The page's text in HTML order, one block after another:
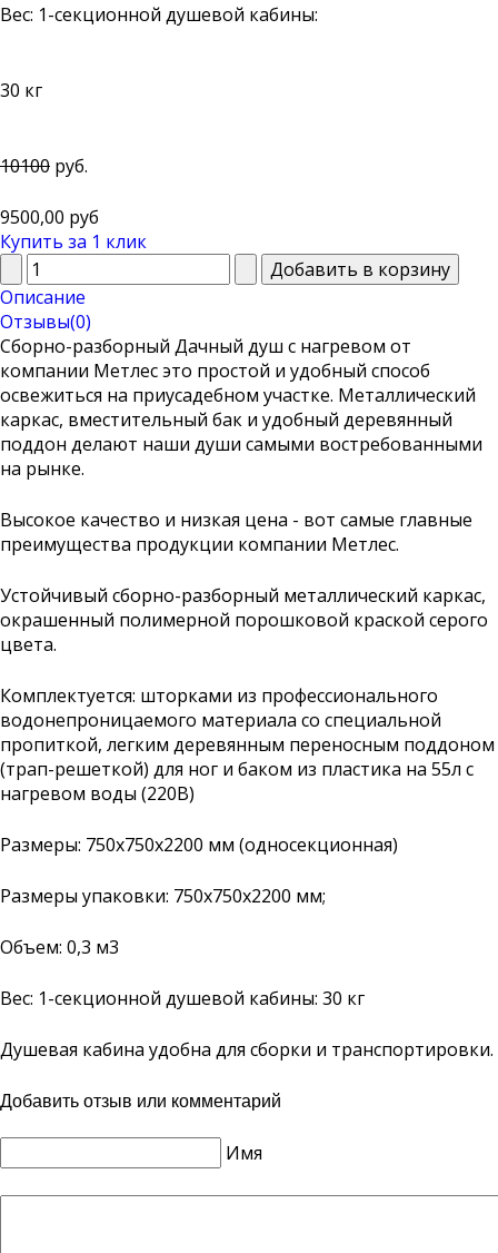
Вес: 1-секционной душевой кабины:
30 кг
10100 руб.
9500,00 руб
Купить за 1 клик
Описание
Отзывы(0)
Сборно-разборный Дачный душ с нагревом от
компании Метлес это простой и удобный способ
освежиться на приусадебном участке. Металлический
каркас, вместительный бак и удобный деревянный
поддон делают наши души самыми востребованными
на рынке.
Высокое качество и низкая цена - вот самые главные
преимущества продукции компании Метлес.
Устойчивый сборно-разборный металлический каркас,
окрашенный полимерной порошковой краской серого
цвета.
Комплектуется: шторками из профессионального
водонепроницаемого материала со специальной
пропиткой, легким деревянным переносным поддоном
(трап-решеткой) для ног и баком из пластика на 55л с
нагревом воды (220В)
Размеры: 750х750х2200 мм (односекционная)
Размеры упаковки: 750х750х2200 мм;
Объем: 0,3 м3
Вес: 1-секционной душевой кабины: 30 кг
Душевая кабина удобна для сборки и транспортировки.
Добавить отзыв или комментарий
Имя